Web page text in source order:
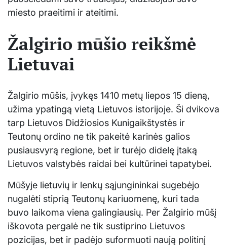
miesto praeitimi ir ateitimi.
Žalgirio mūšio reikšmė
Lietuvai
Žalgirio mūšis, įvykęs 1410 metų liepos 15 dieną,
užima ypatingą vietą Lietuvos istorijoje. Ši dvikova
tarp Lietuvos Didžiosios Kunigaikštystės ir
Teutonų ordino ne tik pakeitė karinės galios
pusiausvyrą regione, bet ir turėjo didelę įtaką
Lietuvos valstybės raidai bei kultūrinei tapatybei.
Mūšyje lietuvių ir lenkų sąjungininkai sugebėjo
nugalėti stiprią Teutonų kariuomenę, kuri tada
buvo laikoma viena galingiausių. Per Žalgirio mūšį
iškovota pergalė ne tik sustiprino Lietuvos
pozicijas, bet ir padėjo suformuoti naują politinį